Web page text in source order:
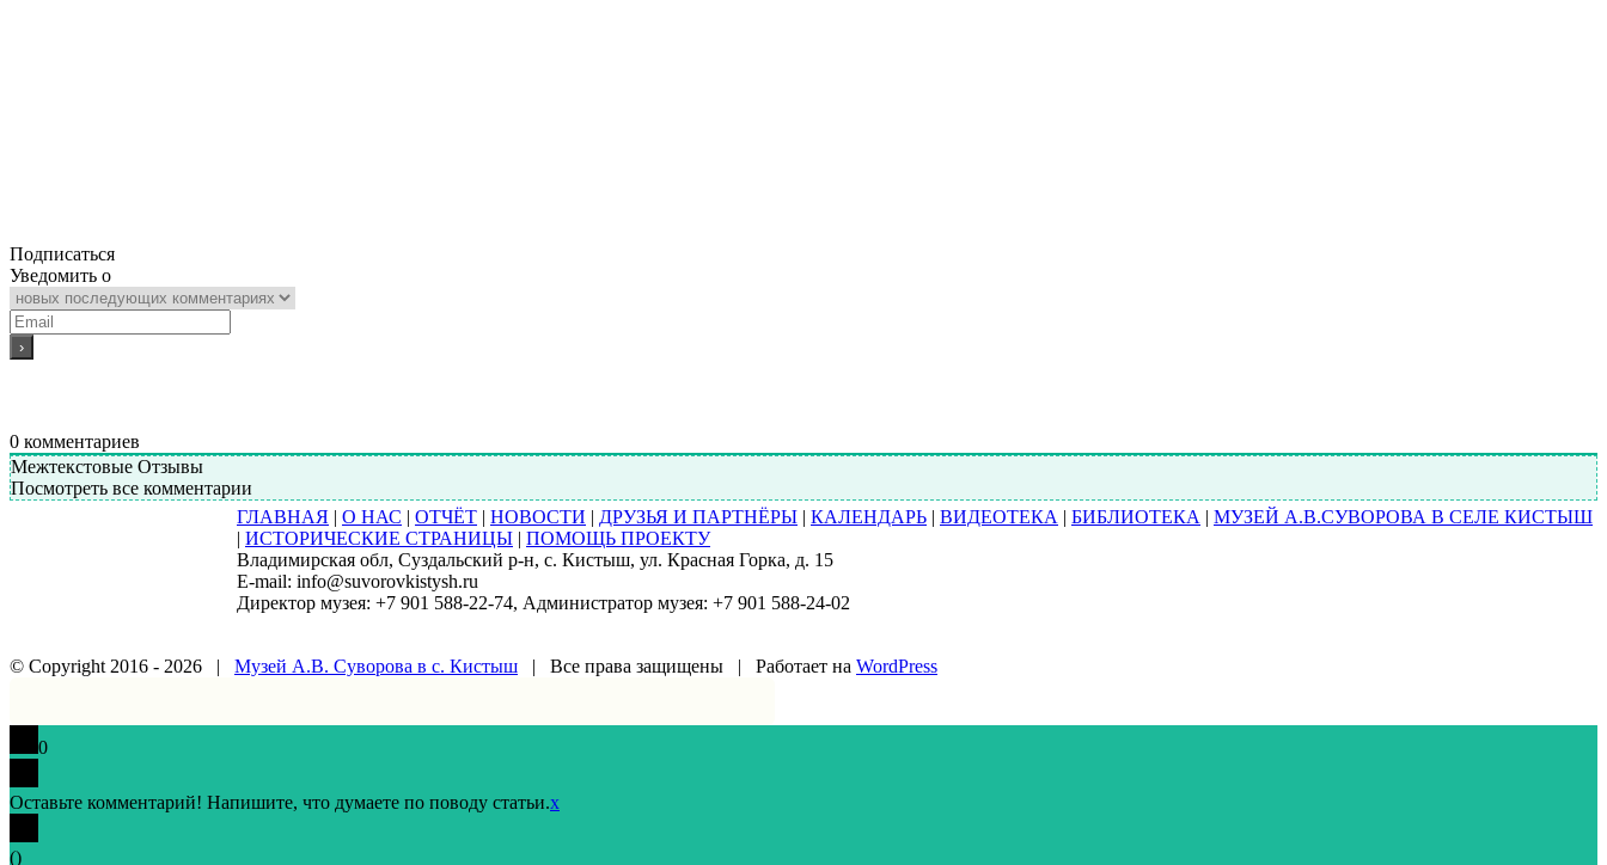
Подписаться
Уведомить о
0 комментариев
Межтекстовые Отзывы
Посмотреть все комментарии
ГЛАВНАЯ | О НАС | ОТЧЁТ | НОВОСТИ | ДРУЗЬЯ И ПАРТНЁРЫ | КАЛЕНДАРЬ | ВИДЕОТЕКА | БИБЛИОТЕКА | МУЗЕЙ А.В.СУВОРОВА В СЕЛЕ КИСТЫШ
| ИСТОРИЧЕСКИЕ СТРАНИЦЫ | ПОМОЩЬ ПРОЕКТУ
Владимирская обл, Суздальский р-н, с. Кистыш, ул. Красная Горка, д. 15
E-mail: info@suvorovkistysh.ru
Директор музея: +7 901 588-22-74, Администратор музея: +7 901 588-24-02
© Copyright 2016 - 2026 | Музей А.В. Суворова в с. Кистыш | Все права защищены | Работает на WordPress
0
Оставьте комментарий! Напишите, что думаете по поводу статьи.x
()